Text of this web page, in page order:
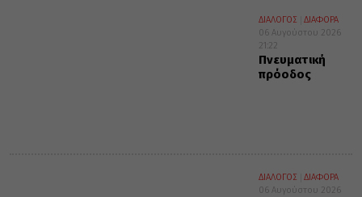
ΔΙΑΛΟΓΟΣ
ΔΙΑΦΟΡΑ
06 Αυγούστου 2026
21:22
Πνευματική
πρόοδος
ΔΙΑΛΟΓΟΣ
ΔΙΑΦΟΡΑ
06 Αυγούστου 2026